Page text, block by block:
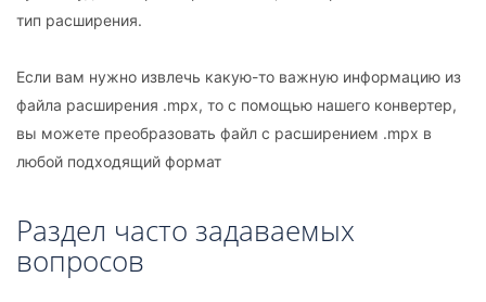
тип расширения.
Если вам нужно извлечь какую-то важную информацию из
файла расширения .mpx, то с помощью нашего конвертер,
вы можете преобразовать файл с расширением .mpx в
любой подходящий формат
Раздел часто задаваемых
вопросов